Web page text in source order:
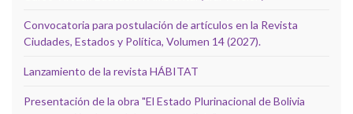
Convocatoria para postulación de artículos en la Revista
Ciudades, Estados y Política, Volumen 14 (2027).
Lanzamiento de la revista HÁBITAT
Presentación de la obra "El Estado Plurinacional de Bolivia